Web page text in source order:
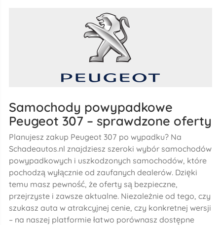
Samochody powypadkowe
Peugeot 307 – sprawdzone oferty
Planujesz zakup Peugeot 307 po wypadku? Na
Schadeautos.nl znajdziesz szeroki wybór samochodów
powypadkowych i uszkodzonych samochodów, które
pochodzą wyłącznie od zaufanych dealerów. Dzięki
temu masz pewność, że oferty są bezpieczne,
przejrzyste i zawsze aktualne. Niezależnie od tego, czy
szukasz auta w atrakcyjnej cenie, czy konkretnej wersji
– na naszej platformie łatwo porównasz dostępne